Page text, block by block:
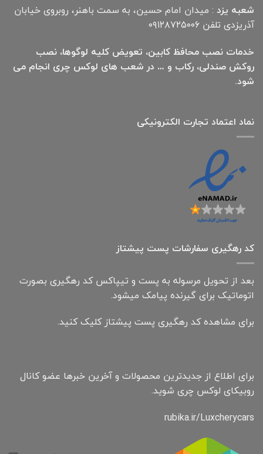
شعبه یزد : میدان امام حسین، به سمت باهنر، روبروی خیابان
آذریزدی تلفن ۰۹۱۲۸۷۲۵۰۰۶
خدمات نصب محافظ کابین، تعویض کلیه لوگوها، نصب
روکش صندلی، رکاب و … در شعب های لوکس چری انجام می
شود.
نماد اعتماد تجارت الكترونیكی
کد رهگیری سفارشات پست پیشتاز
بعد از تحویل مرسوله به پست و تیپاکس کد رهگیری بصورت
اتوماتیک برای گیرنده پیامک میشود.
برای مشاهده کد رهگیری پست پیشتاز کلیک کنید.
برای اطلاع از جدیدترین محصولات و آخرین خبرها عضو کانال
روبیکای لوکس چری شوید.
rubika.ir/Luxcherycars